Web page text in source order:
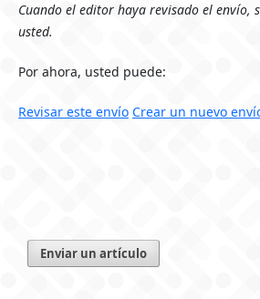
Cuando el editor haya revisado el envío,
usted.
Por ahora, usted puede:
Revisar este envío Crear un nuevo
Enviar un artículo